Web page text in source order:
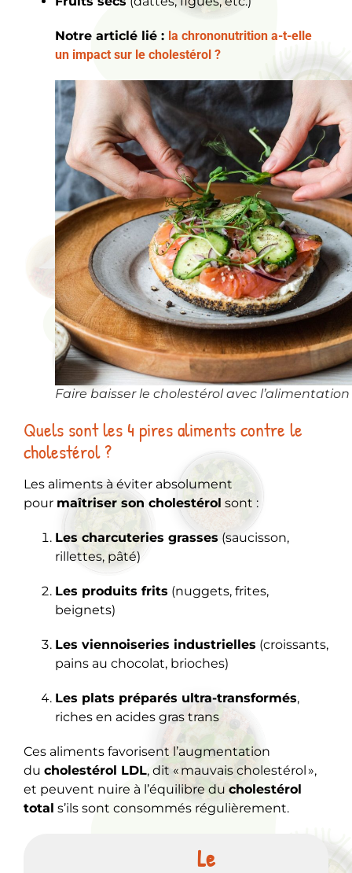
Notre articlé lié : la chrononutrition a-t-elle
un impact sur le cholestérol ?
Faire baisser le cholestérol avec l’alimentation
Quels sont les 4 pires aliments contre le
cholestérol ?
Les aliments à éviter absolument
pour maîtriser son cholestérol sont :
Les charcuteries grasses (saucisson,
rillettes, pâté)
Les produits frits (nuggets, frites,
beignets)
Les viennoiseries industrielles (croissants,
pains au chocolat, brioches)
Les plats préparés ultra-transformés,
riches en acides gras trans
Ces aliments favorisent l’augmentation
du cholestérol LDL, dit « mauvais cholestérol »,
et peuvent nuire à l’équilibre du cholestérol
total s’ils sont consommés régulièrement.
Le